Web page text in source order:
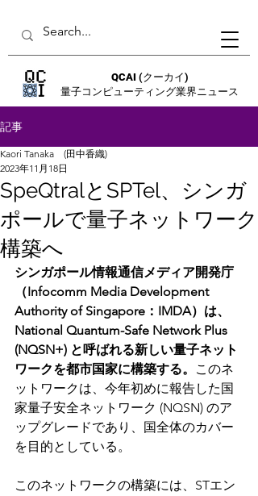
QCAI (クーカイ)
量子コンピューティング業界ニュース
記事
SpeQtralとSPTel、シンガ
ポールで量子ネットワーク
構築へ
Kaori Tanaka (田中香織)
2023年11月18日
シンガポール情報通信メディア開発庁
（Infocomm Media Development
Authority of Singapore：IMDA）は、
National Quantum-Safe Network Plus
(NQSN+) と呼ばれる新しい量子ネット
ワークを都市国家に構築する。
このネ
ットワークは、今年初めに報告した国
家量子安全ネットワーク (NQSN) のア
ップグレードであり、国全体のカバー
を目的としている。
このネットワークの構築には、STエン